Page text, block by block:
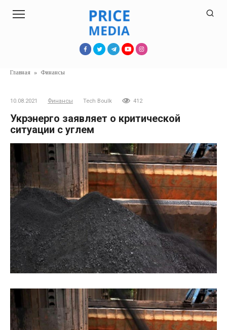
Главная » Финансы
10.08.2021 Финансы Tech Boulk 412
Укрэнерго заявляет о критической
ситуации с углем